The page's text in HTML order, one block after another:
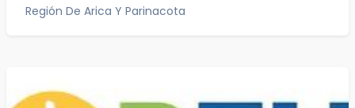
Región De Arica Y Parinacota